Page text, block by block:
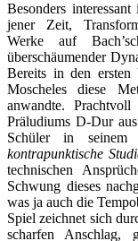
Besonders
jener Zeit,
Werke auf
überschäumender
Bereits in den ersten
Moscheles diese
anwandte.
Präludiums D-Dur
Schüler in
kontrapunktische
technischen
Schwung dieses
was ja auch die
Spiel zeichnet sich
scharfen Anschlag,